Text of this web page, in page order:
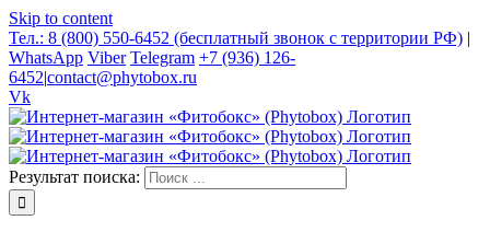
Skip to content
Тел.: 8 (800) 550-6452 (бесплатный звонок с территории РФ) |
WhatsApp Viber Telegram +7 (936) 126-
6452|contact@phytobox.ru
Vk
Результат поиска: